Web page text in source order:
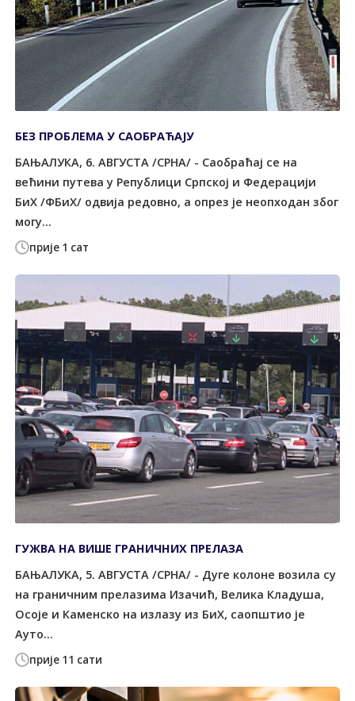
прије 1 сат
БЕЗ ПРОБЛЕМА У САОБРАЋАЈУ
БАЊАЛУКА, 6. АВГУСТА /СРНА/ - Саобраћај се на
већини путева у Републици Српској и Федерацији
БиХ /ФБиХ/ одвија редовно, а опрез је неопходан због
могу...
прије 11 сати
ГУЖВА НА ВИШЕ ГРАНИЧНИХ ПРЕЛАЗА
БАЊАЛУКА, 5. АВГУСТА /СРНА/ - Дуге колоне возила су
на граничним прелазима Изачић, Велика Кладуша,
Осоје и Каменско на излазу из БиХ, саопштио је
Ауто...